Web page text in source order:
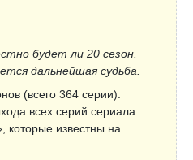
будет ли 20 сезон.
дальнейшая судьба.
(всего 364 серии).
всех серий сериала
которые известны на